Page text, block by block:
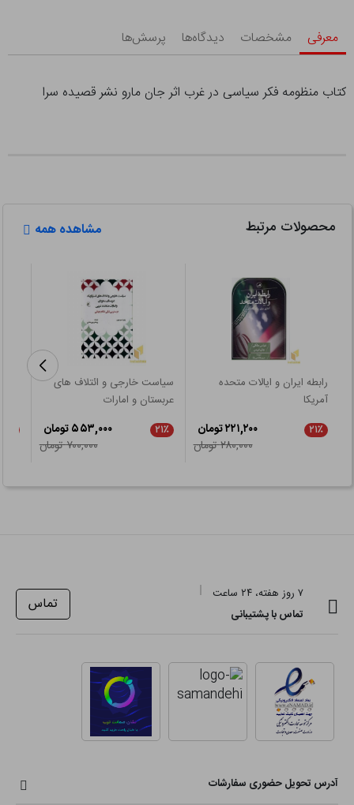
معرفی مشخصات دیدگاه‌ها پرسش‌ها
کتاب منظومه فکر سیاسی در غرب اثر جان مارو نشر قصیده سرا
محصولات مرتبط مشاهده همه
رابطه ایران و ایالات متحده
آمریکا
۲۱٪
۲۲۱,۲۰۰ تومان
۲۸۰,۰۰۰ تومان
سیاست خارجی و ائتلاف های
عربستان و امارات
۲۱٪
۵۵۳,۰۰۰ تومان
۷۰۰,۰۰۰ تومان
۷ روز هفته، ۲۴ ساعت
تماس با پشتیبانی
تماس
آدرس تحویل حضوری سفارشات